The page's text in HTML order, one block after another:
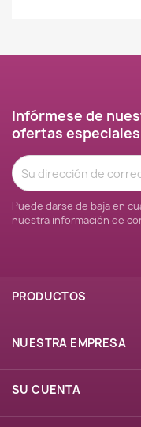
Infórmese de
ofertas especiales
Puede darse de baja en
nuestra información de
PRODUCTOS
NUESTRA EMPRESA
SU CUENTA